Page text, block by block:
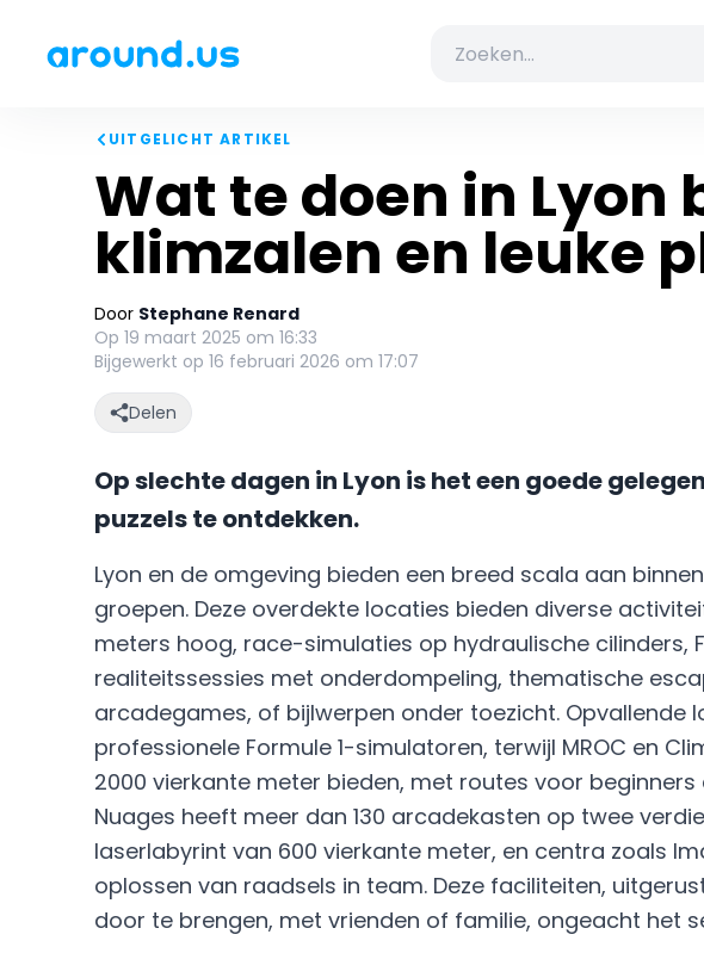
UITGELICHT ARTIKEL
Wat te doen in Lyon
klimzalen en leuke
Door Stephane Renard
Op 19 maart 2025 om 16:33
Bijgewerkt op 16 februari 2026 om 17:07
Delen
Op slechte dagen in Lyon is het een goede
puzzels te ontdekken.
Lyon en de omgeving bieden een breed scala aan
groepen. Deze overdekte locaties bieden diverse
meters hoog, race-simulaties op hydraulische cilinders,
realiteitssessies met onderdompeling, thematische
arcadegames, of bijlwerpen onder toezicht. Opvallende
professionele Formule 1-simulatoren, terwijl MROC en
2000 vierkante meter bieden, met routes voor beginners
Nuages heeft meer dan 130 arcadekasten op twee
laserlabyrint van 600 vierkante meter, en centra zoals
oplossen van raadsels in team. Deze faciliteiten,
door te brengen, met vrienden of familie, ongeacht het